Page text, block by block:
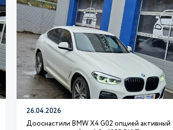
26.04.2026
Дооснастили BMW X4 G02 опцией активный